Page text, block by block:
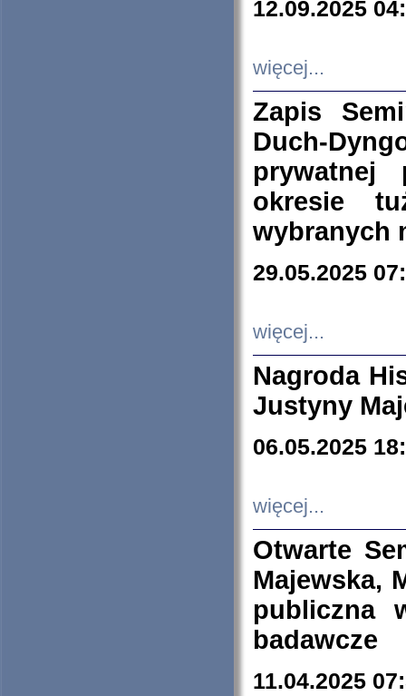
12.09.2025
więcej...
Zapis
Duch-
prywatnej
okresie
wybranych
29.05.2025
więcej...
Nagroda
Justyny
06.05.2025
więcej...
Otwarte
Majewska,
publiczna
badawcze
11.04.2025